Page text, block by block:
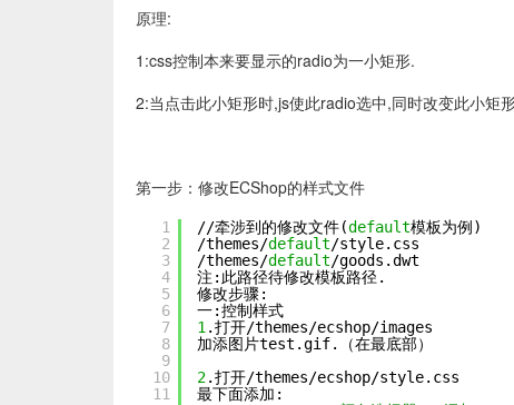
原理:
1:css控制本来要显示的radio为一小矩形.
2:当点击此小矩形时,js使此radio选中,同时改变此小矩
第一步：修改ECShop的样式文件
1
2
3
4
5
6
7
8
9
10
11
//牵涉到的修改文件(default模板为例)
/themes/default/style.css
/themes/default/goods.dwt
注:此路径待修改模板路径.
修改步骤:
一:控制样式
1 .打开/themes/ecshop/images
加添图片test.gif.（在最底部）
2.打开/themes/ecshop/style.css
最下面添加: